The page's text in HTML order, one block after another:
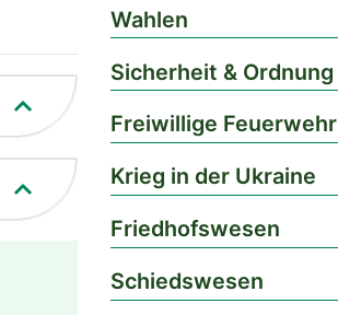
Wahlen
Sicherheit & Ordnung
Freiwillige Feuerwehr
Krieg in der Ukraine
Friedhofswesen
Schiedswesen